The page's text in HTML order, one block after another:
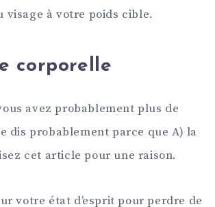
à votre poids cible.
corporelle
avez probablement plus de
dis probablement parce que A) la
cet article pour une raison.
votre état d’esprit pour perdre de